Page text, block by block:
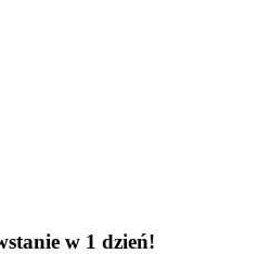
w 1 dzień!